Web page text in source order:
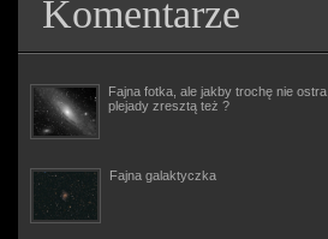
Komentarze
Fajna fotka, ale jakby trochę nie ostra,
plejady zresztą też ?
Fajna galaktyczka